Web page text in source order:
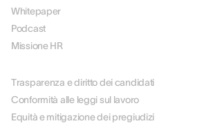
Whitepaper
Podcast
Missione HR
Trasparenza e diritto dei candidati
Conformità alle leggi sul lavoro
Equità e mitigazione dei pregiudizi